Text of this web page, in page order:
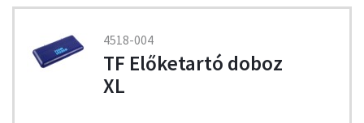
4518-004
TF Előketartó doboz
XL